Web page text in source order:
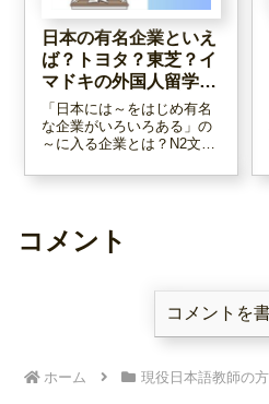
日本の有名企業といえ
ば？トヨタ？東芝？イ
マドキの外国人留学生
は…
「日本には～をはじめ有名
な企業がいろいろある」の
～に入る企業とは？N2文法
てきた答えが、おもしろか
日本語教師の楽しさの一つ
ですね。
コメント
コメントを
ホーム 現役日本語教師の方